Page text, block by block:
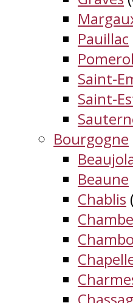
Pauillac
Pomerol
Saint-
Saint-
Bourgogne
Beaune
Chablis